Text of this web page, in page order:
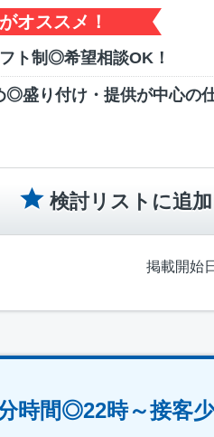
オススメ！
ト制◎希望相談OK！
◎盛り付け・提供が中心の
検討リストに追加
掲載開始
時間◎22時～接客